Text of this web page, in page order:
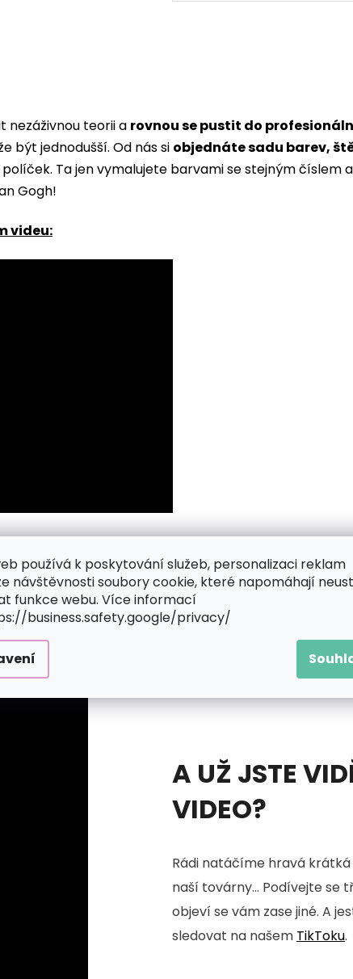
používá k poskytování služeb, personalizaci reklam
návštěvnosti soubory cookie, které napomáhají
funkce webu. Více informací
business.safety.google/privacy/
teorii a rovnou se pustit do
být jednodušší. Od nás si objednáte sadu barev,
Ta jen vymalujete barvami se stejným číslem
Gogh!
videu:
A UŽ JSTE
VIDEO?
Rádi natáčíme hravá krátká
naší továrny... Podívejte se
objeví se vám zase jiné. A
sledovat na našem TikToku.